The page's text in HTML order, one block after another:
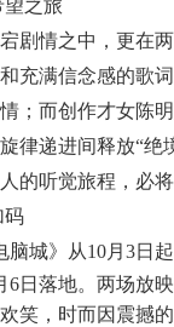
之旅
剧情之中，更在
充满信念感的歌
；而创作才女陈
律递进间释放“绝
的听觉旅程，必
码
城》从10月3日 起
6日落地。两场放
笑，时而因 震撼